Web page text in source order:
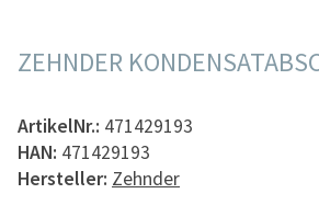
ZEHNDER
ArtikelNr.: 471429193
HAN: 471429193
Hersteller: Zehnder